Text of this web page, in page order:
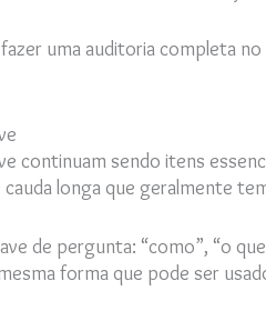
uma auditoria completa
continuam sendo itens
longa que geralmente
de pergunta: “como”, “o
forma que pode ser